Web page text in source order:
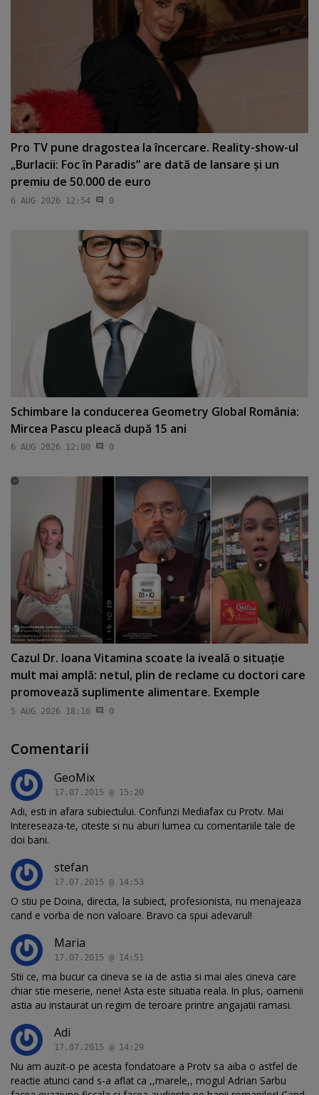
Pro TV pune dragostea la încercare. Reality-show-ul
„Burlacii: Foc în Paradis” are dată de lansare şi un
premiu de 50.000 de euro
6 AUG 2026 12:54 0
Schimbare la conducerea Geometry Global România:
Mircea Pascu pleacă după 15 ani
6 AUG 2026 12:00 0
Cazul Dr. Ioana Vitamina scoate la iveală o situaţie
mult mai amplă: netul, plin de reclame cu doctori care
promovează suplimente alimentare. Exemple
5 AUG 2026 18:16 0
Comentarii
GeoMix
17.07.2015 @ 15:20
Adi, esti in afara subiectului. Confunzi Mediafax cu Protv. Mai
Intereseaza-te, citeste si nu aburi lumea cu comentariile tale de
doi bani.
stefan
17.07.2015 @ 14:53
O stiu pe Doina, directa, la subiect, profesionista, nu menajeaza
cand e vorba de non valoare. Bravo ca spui adevarul!
Maria
17.07.2015 @ 14:51
Stii ce, ma bucur ca cineva se ia de astia si mai ales cineva care
chiar stie meserie, nene! Asta este situatia reala. In plus, oamenii
astia au instaurat un regim de teroare printre angajatii ramasi.
Adi
17.07.2015 @ 14:29
Nu am auzit-o pe acesta fondatoare a Protv sa aiba o astfel de
reactie atunci cand s-a aflat ca ,,marele,, mogul Adrian Sarbu